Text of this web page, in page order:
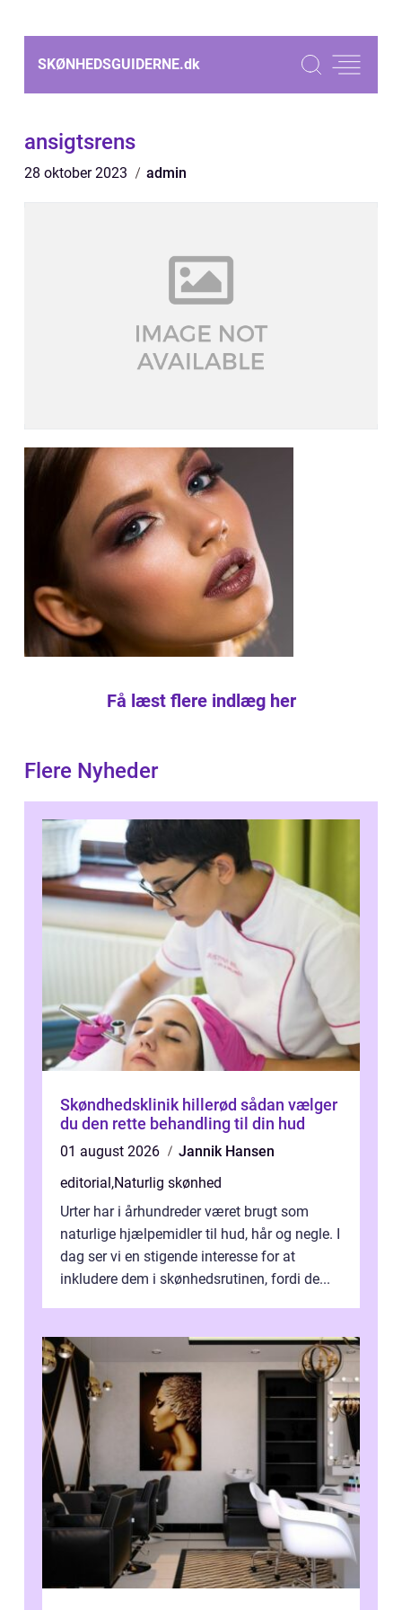
SKØNHEDSGUIDERNE.dk
ansigtsrens
28 oktober 2023 admin
Få læst flere indlæg her
Flere Nyheder
Skøndhedsklinik hillerød sådan vælger
du den rette behandling til din hud
01 august 2026
Jannik Hansen
editorial,Naturlig skønhed
Urter har i århundreder været brugt som
naturlige hjælpemidler til hud, hår og negle. I
dag ser vi en stigende interesse for at
inkludere dem i skønhedsrutinen, fordi de...